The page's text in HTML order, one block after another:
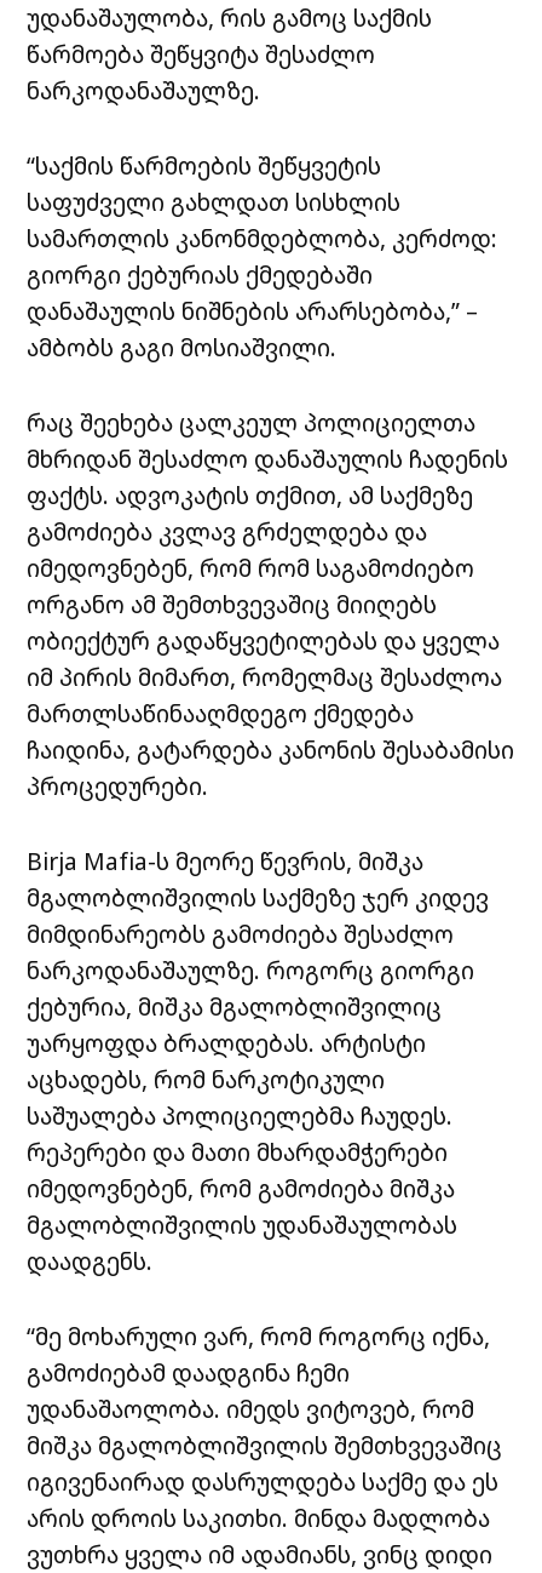
უდანაშაულობა, რის გამოც საქმის
წარმოება შეწყვიტა შესაძლო
ნარკოდანაშაულზე.
“საქმის წარმოების შეწყვეტის
საფუძველი გახლდათ სისხლის
სამართლის კანონმდებლობა, კერძოდ:
გიორგი ქებურიას ქმედებაში
დანაშაულის ნიშნების არარსებობა,” –
ამბობს გაგი მოსიაშვილი.
რაც შეეხება ცალკეულ პოლიციელთა
მხრიდან შესაძლო დანაშაულის ჩადენის
ფაქტს. ადვოკატის თქმით, ამ საქმეზე
გამოძიება კვლავ გრძელდება და
იმედოვნებენ, რომ რომ საგამოძიებო
ორგანო ამ შემთხვევაშიც მიიღებს
ობიექტურ გადაწყვეტილებას და ყველა
იმ პირის მიმართ, რომელმაც შესაძლოა
მართლსაწინააღმდეგო ქმედება
ჩაიდინა, გატარდება კანონის შესაბამისი
პროცედურები.
Birja Mafia-ს მეორე წევრის, მიშკა
მგალობლიშვილის საქმეზე ჯერ კიდევ
მიმდინარეობს გამოძიება შესაძლო
ნარკოდანაშაულზე. როგორც გიორგი
ქებურია, მიშკა მგალობლიშვილიც
უარყოფდა ბრალდებას. არტისტი
აცხადებს, რომ ნარკოტიკული
საშუალება პოლიციელებმა ჩაუდეს.
რეპერები და მათი მხარდამჭერები
იმედოვნებენ, რომ გამოძიება მიშკა
მგალობლიშვილის უდანაშაულობას
დაადგენს.
“მე მოხარული ვარ, რომ როგორც იქნა,
გამოძიებამ დაადგინა ჩემი
უდანაშაოლობა. იმედს ვიტოვებ, რომ
მიშკა მგალობლიშვილის შემთხვევაშიც
იგივენაირად დასრულდება საქმე და ეს
არის დროის საკითხი. მინდა მადლობა
ვუთხრა ყველა იმ ადამიანს, ვინც დიდი